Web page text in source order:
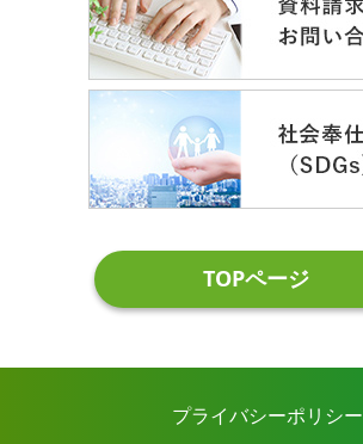
TOPページ
プライバシーポリシー